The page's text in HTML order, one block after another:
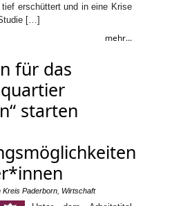
erschüttert und in eine Krise
[…]
mehr...
für das
starten
Kreis Paderborn Wirtschaft